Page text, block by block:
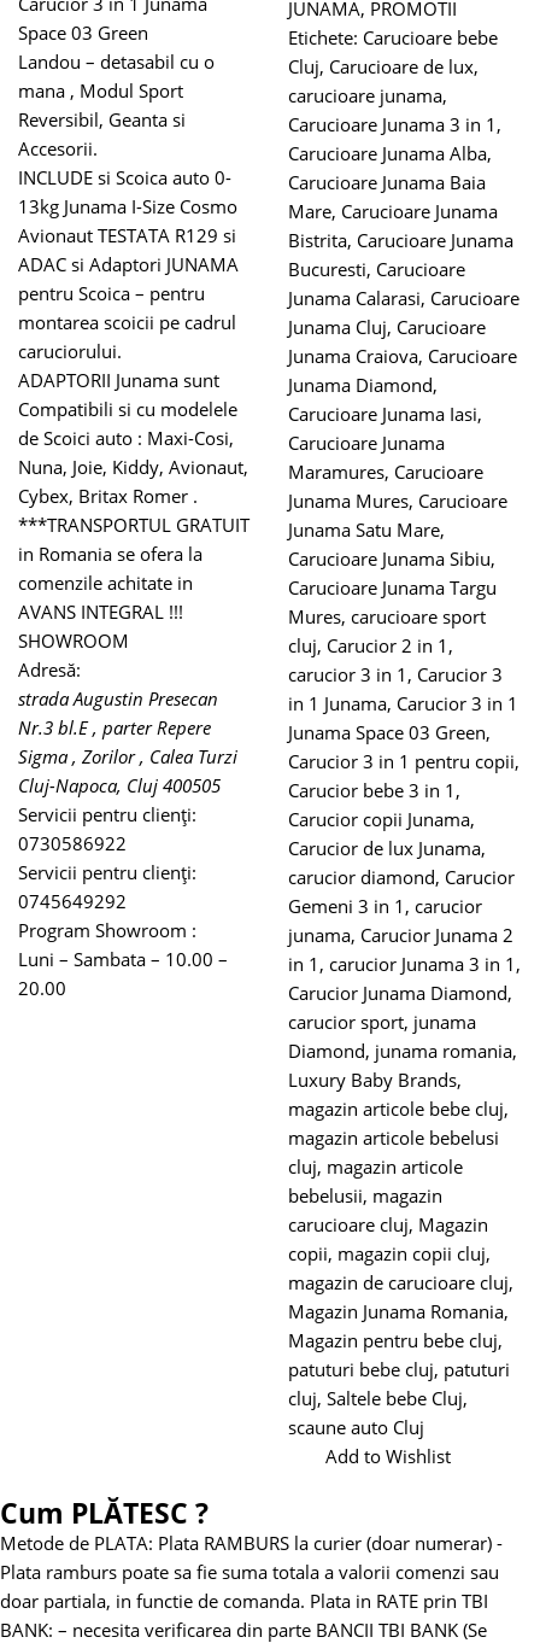
Space 03 Green
Landou – detasabil cu o
mana , Modul Sport
Reversibil, Geanta si
Accesorii.
INCLUDE si Scoica auto 0-
13kg Junama I-Size Cosmo
Avionaut TESTATA R129 si
ADAC si Adaptori JUNAMA
pentru Scoica – pentru
montarea scoicii pe cadrul
caruciorului.
ADAPTORII Junama sunt
Compatibili si cu modelele
de Scoici auto : Maxi-Cosi,
Nuna, Joie, Kiddy, Avionaut,
Cybex, Britax Romer .
***TRANSPORTUL GRATUIT
in Romania se ofera la
comenzile achitate in
AVANS INTEGRAL !!!
SHOWROOM
Adresă:
strada Augustin Presecan
Nr.3 bl.E , parter Repere
Sigma , Zorilor , Calea Turzi
Cluj-Napoca, Cluj 400505
Servicii pentru clienți:
0730586922
Servicii pentru clienți:
0745649292
Program Showroom :
Luni – Sambata – 10.00 –
20.00
JUNAMA, PROMOTII
Etichete: Carucioare bebe
Cluj, Carucioare de lux,
carucioare junama,
Carucioare Junama 3 in 1 ,
Carucioare Junama Alba,
Carucioare Junama Baia
Mare, Carucioare Junama
Bistrita, Carucioare Junama
Bucuresti, Carucioare
Junama Calarasi, Carucioare
Junama Cluj, Carucioare
Junama Craiova, Carucioare
Junama Diamond,
Carucioare Junama Iasi,
Carucioare Junama
Maramures, Carucioare
Junama Mures, Carucioare
Junama Satu Mare,
Carucioare Junama Sibiu,
Carucioare Junama Targu
Mures, carucioare sport
cluj, Carucior 2 in 1 ,
carucior 3 in 1 , Carucior 3
in 1 Junama, Carucior 3 in 1
Junama Space 03 Green,
Carucior 3 in 1 pentru copii,
Carucior bebe 3 in 1 ,
Carucior copii Junama,
Carucior de lux Junama,
carucior diamond, Carucior
Gemeni 3 in 1 , carucior
junama, Carucior Junama 2
in 1 , carucior Junama 3 in 1 ,
Carucior Junama Diamond,
carucior sport, junama
Diamond, junama romania,
Luxury Baby Brands,
magazin articole bebe cluj,
magazin articole bebelusi
cluj, magazin articole
bebelusii, magazin
carucioare cluj, Magazin
copii, magazin copii cluj,
magazin de carucioare cluj,
Magazin Junama Romania,
Magazin pentru bebe cluj,
patuturi bebe cluj, patuturi
cluj, Saltele bebe Cluj,
scaune auto Cluj
Add to Wishlist
Cum PLĂTESC ?
Metode de PLATA: Plata RAMBURS la curier (doar numerar) -
Plata ramburs poate sa fie suma totala a valorii comenzi sau
doar partiala, in functie de comanda. Plata in RATE prin TBI
BANK: – necesita verificarea din parte BANCII TBI BANK (Se